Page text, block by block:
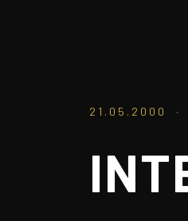
21.05.2000 ·